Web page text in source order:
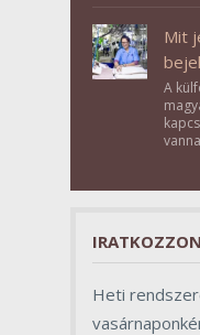
Mit
A
Heti